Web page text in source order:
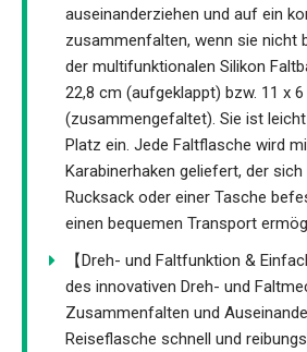
auseinanderziehen und auf ein
zusammenfalten, wenn sie nicht
der multifunktionalen Silikon
22,8 cm (aufgeklappt) bzw. 11 x
(zusammengefaltet). Sie ist
Platz ein. Jede Faltflasche wird
Karabinerhaken geliefert, der
Rucksack oder einer Tasche
einen bequemen Transport
【Dreh- und Faltfunktion &
des innovativen Dreh- und
Zusammenfalten und
Reiseflasche schnell und